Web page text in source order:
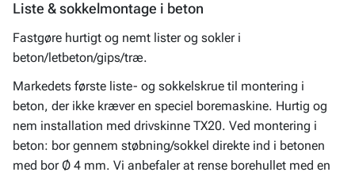
Liste & sokkelmontage i beton
Fastgøre hurtigt og nemt lister og sokler i
beton/letbeton/gips/træ.
Markedets første liste- og sokkelskrue til montering i
beton, der ikke kræver en speciel boremaskine. Hurtig og
nem installation med drivskinne TX20. Ved montering i
beton: bor gennem støbning/sokkel direkte ind i betonen
med bor Ø 4 mm. Vi anbefaler at rense borehullet med en